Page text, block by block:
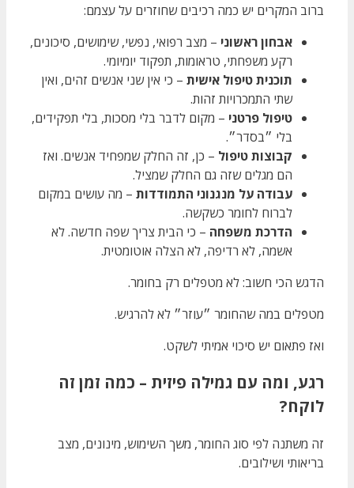
ברוב המקרים יש כמה רכיבים שחוזרים על עצמם:
אבחון ראשוני – מצב רפואי, נפשי, שימושים, סיכונים,
רקע משפחתי, טראומות, תפקוד יומיומי.
תוכנית טיפול אישית – כי אין שני אנשים זהים, ואין
שתי התמכרויות זהות.
טיפול פרטני – מקום לדבר בלי מסכות, בלי תפקידים,
בלי ״בסדר״.
קבוצות טיפול – כן, זה החלק שמפחיד אנשים. ואז
הם מגלים שזה גם החלק שמציל.
עבודה על מנגנוני התמודדות – מה עושים במקום
לברוח לחומר כשקשה.
הדרכת משפחה – כי הבית צריך שפה חדשה. לא
אשמה, לא רדיפה, לא הצלה אוטומטית.
הדגש הכי חשוב: לא מטפלים רק בחומר.
מטפלים במה שהחומר ״עוזר״ לא להרגיש.
ואז פתאום יש סיכוי אמיתי לשקט.
רגע, ומה עם גמילה פיזית – כמה זמן זה
לוקח?
זה משתנה לפי סוג החומר, משך השימוש, מינונים, מצב
בריאותי ושילובים.